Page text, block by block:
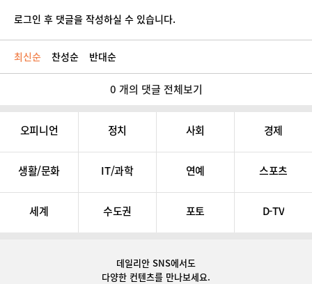
로그인 후 댓글을 작성하실 수 있습니다.
최신순 찬성순 반대순
0 개의 댓글 전체보기
오피니언 정치 사회 경제
생활/문화 IT/과학 연예 스포츠
세계 수도권 포토 D-TV
데일리안 SNS에서도
다양한 컨텐츠를 만나보세요.